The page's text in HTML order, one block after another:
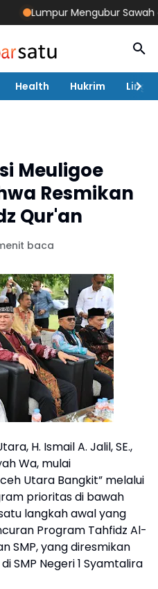
Lumpur Mengubur Sawah
Health Hukrim
Meuligoe
Resmikan
Qur'an
baca
H. Ismail A. Jalil, SE.,
Wa, mulai
Utara Bangkit” melalui
prioritas di bawah
langkah awal yang
Program Tahfidz Al-
SMP, yang diresmikan
SMP Negeri 1 Syamtalira